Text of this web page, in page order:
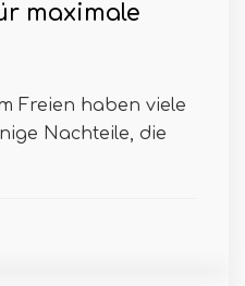
maximale
Freien haben viele
Nachteile, die